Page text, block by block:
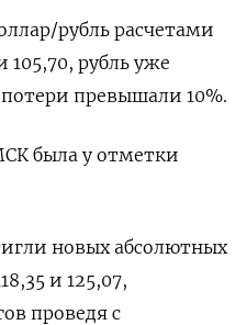
рубль расчетами
рубль уже
превышали 10%.
была у отметки
новых абсолютных
и 125,07,
проведя с